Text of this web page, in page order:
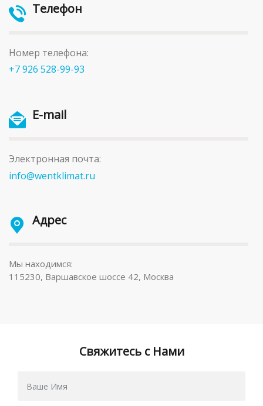
Телефон
Номер телефона:
+7 926 528-99-93
E-mail
Электронная почта:
info@wentklimat.ru
Адрес
Мы находимся:
115230, Варшавское шоссе 42, Москва
Свяжитесь с Нами